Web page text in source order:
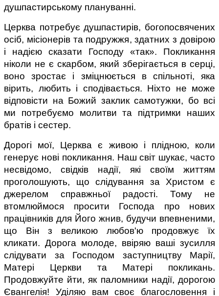
душпастирському плануванні.
Церква потребує душпастирів, богопосвячених
осіб, місіонерів та подружжя, здатних з довірою
і надією сказати Господу «так». Покликання
ніколи не є скарбом, який зберігається в серці,
воно зростає і зміцнюється в спільноті, яка
вірить, любить і сподівається. Ніхто не може
відповісти на Божий заклик самотужки, бо всі
ми потребуємо молитви та підтримки наших
братів і сестер.
Дорогі мої, Церква є живою і плідною, коли
генерує нові покликання. Наш світ шукає, часто
несвідомо, свідків надії, які своїм життям
проголошують, що слідування за Христом є
джерелом справжньої радості. Тому не
втомлюймося просити Господа про нових
працівників для Його жнив, будучи впевненими,
що Він з великою любов'ю продовжує їх
кликати. Дорога молоде, ввіряю ваші зусилля
слідувати за Господом заступництву Марії,
Матері Церкви та Матері покликань.
Продовжуйте йти, як паломники надії, дорогою
Євангелія! Уділяю вам своє благословення і